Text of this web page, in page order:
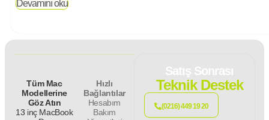
Devamını oku
Tüm Mac
Modellerine
Göz Atın
13 inç MacBook
Hızlı
Bağlantılar
Hesabım
Bakım
Satış Sonrası
Teknik Destek
(0216) 449 19 20